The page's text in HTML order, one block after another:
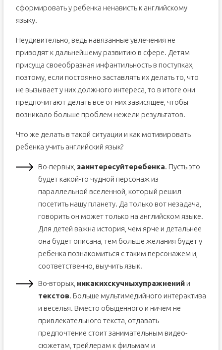
сформировать у ребенка ненависть к английскому
языку.
Неудивительно, ведь навязанные увлечения не
приводят к дальнейшему развитию в сфере. Детям
присуща своеобразная инфантильность в поступках,
поэтому, если постоянно заставлять их делать то, что
не вызывает у них должного интереса, то в итоге они
предпочитают делать все от них зависящее, чтобы
возникало больше проблем нежели результатов.
Что же делать в такой ситуации и как мотивировать
ребенка учить английский язык?
Во-первых, заинтересуйтеребенка. Пусть это
будет какой-то чудной персонаж из
параллельной вселенной, который решил
посетить нашу планету. Да только вот незадача,
говорить он может только на английском языке.
Для детей важна история, чем ярче и детальнее
она будет описана, тем больше желания будет у
ребенка познакомиться с таким персонажем и,
соответственно, выучить язык.
Во-вторых, никакихскучныхупражненийи
текстов. Больше мультимедийного интерактива
и веселья. Вместо обыденного и ничем не
привлекательного текста, отдавать
предпочтение стоит занимательным видео-
сюжетам, трейлерам к фильмам и